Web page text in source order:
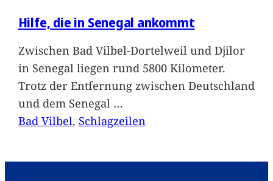
Hilfe, die in Senegal ankommt
Zwischen Bad Vilbel-Dortelweil und Djilor
in Senegal liegen rund 5800 Kilometer.
Trotz der Entfernung zwischen Deutschland
und dem Senegal …
Bad Vilbel, Schlagzeilen